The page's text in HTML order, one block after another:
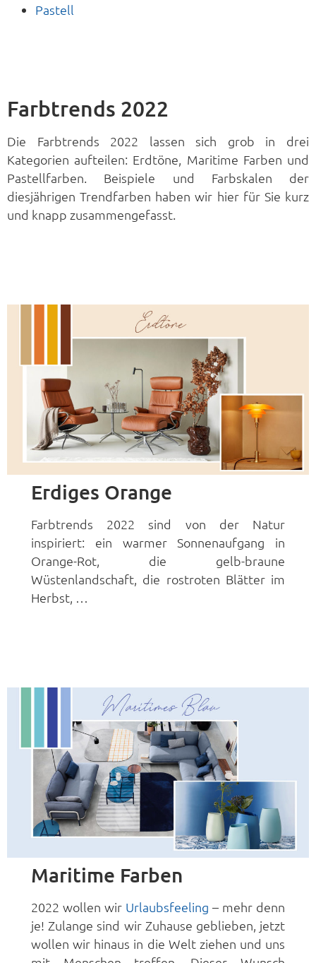
Pastell
Farbtrends 2022
Die Farbtrends 2022 lassen sich grob in drei
Kategorien aufteilen: Erdtöne, Maritime Farben und
Pastellfarben. Beispiele und Farbskalen der
diesjährigen Trendfarben haben wir hier für Sie kurz
und knapp zusammengefasst.
Erdiges Orange
Farbtrends 2022 sind von der Natur
inspiriert: ein warmer Sonnenaufgang in
Orange-Rot, die gelb-braune
Wüstenlandschaft, die rostroten Blätter im
Herbst, …
Maritime Farben
2022 wollen wir Urlaubsfeeling – mehr denn
je! Zulange sind wir Zuhause geblieben, jetzt
wollen wir hinaus in die Welt ziehen und uns